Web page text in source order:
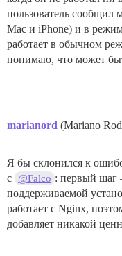
пользователь сообщил
Mac и iPhone) и в
работает в обычном
понимаю, что может
marianord (Mariano
Я бы склонился к
с @Falco : первый шаг
поддерживаемой
работает с Nginx,
добавляет никакой